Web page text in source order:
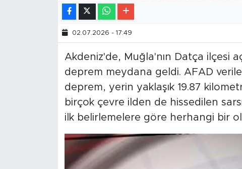
02.07.2026 - 17:49
Akdeniz'de, Muğla'nın Datça ilçesi
deprem meydana geldi. AFAD
deprem, yerin yaklaşık 19.87
birçok çevre ilden de hissedilen
ilk belirlemelere göre herhangi bir